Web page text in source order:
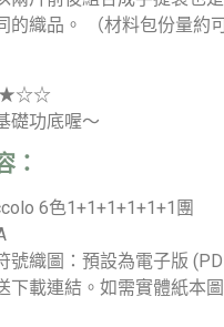
的織品。 （材料包份量約
礎功底喔～
：
6色1+1+1+1+1+1團
織圖：預設為電子版
下載連結。如需實體紙本